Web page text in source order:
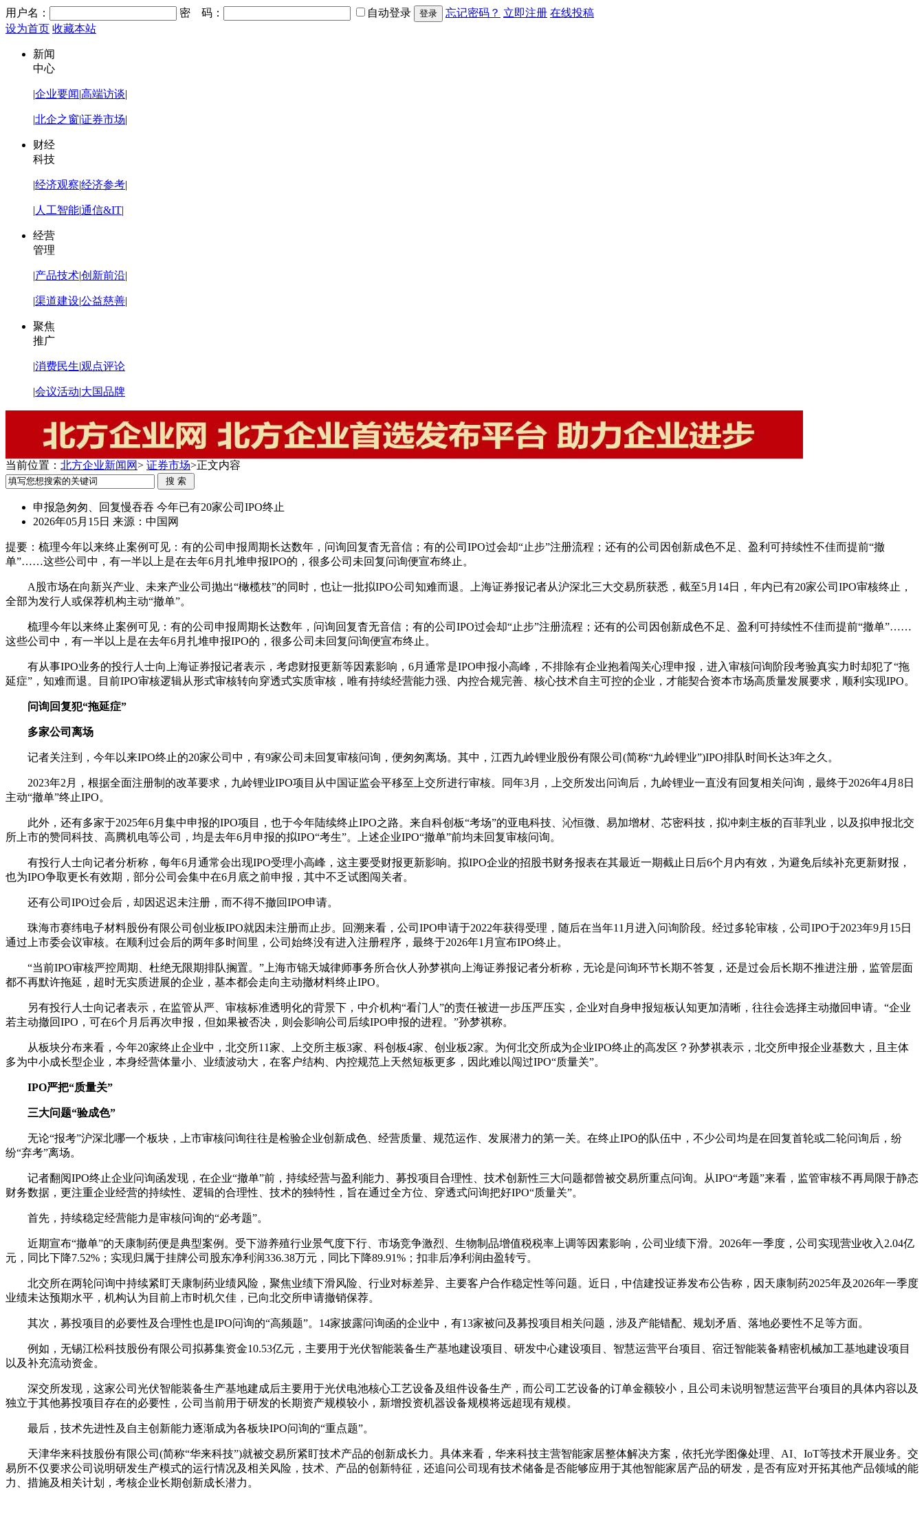
用户名： 密 码： 自动登录 忘记密码？ 立即注册 在线投稿
设为首页 收藏本站
新闻
中心
|企业要闻|高端访谈|
|北企之窗|证券市场|
财经
科技
|经济观察|经济参考|
| 人工智能|通信&IT|
经营
管理
|产品技术|创新前沿|
|渠道建设|公益慈善|
聚焦
推广
|消费民生|观点评论
|会议活动|大国品牌
当前位置： 北方企业新闻网> 证券市场>正文内容
申报急匆匆、回复慢吞吞 今年已有20家公司IPO终止
2026年05月15日 来源：中国网
提要： 梳理今年以来终止案例可见：有的公司申报周期长达数年，问询回复杳无音信；有的公司IPO过会却“止步”注册流程；还有的公司因创新成色不足、盈利可持续性不佳而提前“撤
单”……这些公司中，有一半以上是在去年6月扎堆申报IPO的，很多公司未回复问询便宣布终止。
A股市场在向新兴产业、未来产业公司抛出“橄榄枝”的同时，也让一批拟IPO公司知难而退。上海证券报记者从沪深北三大交易所获悉，截至5月14日，年内已有20家公司IPO审核终止，
全部为发行人或保荐机构主动“撤单”。
梳理今年以来终止案例可见：有的公司申报周期长达数年，问询回复杳无音信；有的公司IPO过会却“止步”注册流程；还有的公司因创新成色不足、盈利可持续性不佳而提前“撤单”……
这些公司中，有一半以上是在去年6月扎堆申报IPO的，很多公司未回复问询便宣布终止。
有从事IPO业务的投行人士向上海证券报记者表示，考虑财报更新等因素影响，6月通常是IPO申报小高峰，不排除有企业抱着闯关心理申报，进入审核问询阶段考验真实力时却犯了“拖
延症”，知难而退。目前IPO审核逻辑从形式审核转向穿透式实质审核，唯有持续经营能力强、内控合规完善、核心技术自主可控的企业，才能契合资本市场高质量发展要求，顺利实现IPO。
问询回复犯“拖延症”
多家公司离场
记者关注到，今年以来IPO终止的20家公司中，有9家公司未回复审核问询，便匆匆离场。其中，江西九岭锂业股份有限公司(简称“九岭锂业”)IPO排队时间长达3年之久。
2023年2月，根据全面注册制的改革要求，九岭锂业IPO项目从中国证监会平移至上交所进行审核。同年3月，上交所发出问询后，九岭锂业一直没有回复相关问询，最终于2026年4月8日
主动“撤单”终止IPO。
此外，还有多家于2025年6月集中申报的IPO项目，也于今年陆续终止IPO之路。来自科创板“考场”的亚电科技、沁恒微、易加增材、芯密科技，拟冲刺主板的百菲乳业，以及拟申报北交
所上市的赞同科技、高腾机电等公司，均是去年6月申报的拟IPO“考生”。上述企业IPO“撤单”前均未回复审核问询。
有投行人士向记者分析称，每年6月通常会出现IPO受理小高峰，这主要受财报更新影响。拟IPO企业的招股书财务报表在其最近一期截止日后6个月内有效，为避免后续补充更新财报，
也为IPO争取更长有效期，部分公司会集中在6月底之前申报，其中不乏试图闯关者。
还有公司IPO过会后，却因迟迟未注册，而不得不撤回IPO申请。
珠海市赛纬电子材料股份有限公司创业板IPO就因未注册而止步。回溯来看，公司IPO申请于2022年获得受理，随后在当年11月进入问询阶段。经过多轮审核，公司IPO于2023年9月15日
通过上市委会议审核。在顺利过会后的两年多时间里，公司始终没有进入注册程序，最终于2026年1月宣布IPO终止。
“当前IPO审核严控周期、杜绝无限期排队搁置。”上海市锦天城律师事务所合伙人孙梦祺向上海证券报记者分析称，无论是问询环节长期不答复，还是过会后长期不推进注册，监管层面
都不再默许拖延，超时无实质进展的企业，基本都会走向主动撤材料终止IPO。
另有投行人士向记者表示，在监管从严、审核标准透明化的背景下，中介机构“看门人”的责任被进一步压严压实，企业对自身申报短板认知更加清晰，往往会选择主动撤回申请。“企业
若主动撤回IPO，可在6个月后再次申报，但如果被否决，则会影响公司后续IPO申报的进程。”孙梦祺称。
从板块分布来看，今年20家终止企业中，北交所11家、上交所主板3家、科创板4家、创业板2家。为何北交所成为企业IPO终止的高发区？孙梦祺表示，北交所申报企业基数大，且主体
多为中小成长型企业，本身经营体量小、业绩波动大，在客户结构、内控规范上天然短板更多，因此难以闯过IPO“质量关”。
IPO严把“质量关”
三大问题“验成色”
无论“报考”沪深北哪一个板块，上市审核问询往往是检验企业创新成色、经营质量、规范运作、发展潜力的第一关。在终止IPO的队伍中，不少公司均是在回复首轮或二轮问询后，纷
纷“弃考”离场。
记者翻阅IPO终止企业问询函发现，在企业“撤单”前，持续经营与盈利能力、募投项目合理性、技术创新性三大问题都曾被交易所重点问询。从IPO“考题”来看，监管审核不再局限于静态
财务数据，更注重企业经营的持续性、逻辑的合理性、技术的独特性，旨在通过全方位、穿透式问询把好IPO“质量关”。
首先，持续稳定经营能力是审核问询的“必考题”。
近期宣布“撤单”的天康制药便是典型案例。受下游养殖行业景气度下行、市场竞争激烈、生物制品增值税税率上调等因素影响，公司业绩下滑。2026年一季度，公司实现营业收入2.04亿
元，同比下降7.52%；实现归属于挂牌公司股东净利润336.38万元，同比下降89.91%；扣非后净利润由盈转亏。
北交所在两轮问询中持续紧盯天康制药业绩风险，聚焦业绩下滑风险、行业对标差异、主要客户合作稳定性等问题。近日，中信建投证券发布公告称，因天康制药2025年及2026年一季度
业绩未达预期水平，机构认为目前上市时机欠佳，已向北交所申请撤销保荐。
其次，募投项目的必要性及合理性也是IPO问询的“高频题”。14家披露问询函的企业中，有13家被问及募投项目相关问题，涉及产能错配、规划矛盾、落地必要性不足等方面。
例如，无锡江松科技股份有限公司拟募集资金10.53亿元，主要用于光伏智能装备生产基地建设项目、研发中心建设项目、智慧运营平台项目、宿迁智能装备精密机械加工基地建设项目
以及补充流动资金。
深交所发现，这家公司光伏智能装备生产基地建成后主要用于光伏电池核心工艺设备及组件设备生产，而公司工艺设备的订单金额较小，且公司未说明智慧运营平台项目的具体内容以及
独立于其他募投项目存在的必要性，公司当前用于研发的长期资产规模较小，新增投资机器设备规模将远超现有规模。
最后，技术先进性及自主创新能力逐渐成为各板块IPO问询的“重点题”。
天津华来科技股份有限公司(简称“华来科技”)就被交易所紧盯技术产品的创新成长力。具体来看，华来科技主营智能家居整体解决方案，依托光学图像处理、AI、IoT等技术开展业务。交
易所不仅要求公司说明研发生产模式的运行情况及相关风险，技术、产品的创新特征，还追问公司现有技术储备是否能够应用于其他智能家居产品的研发，是否有应对开拓其他产品领域的能
力、措施及相关计划，考核企业长期创新成长潜力。